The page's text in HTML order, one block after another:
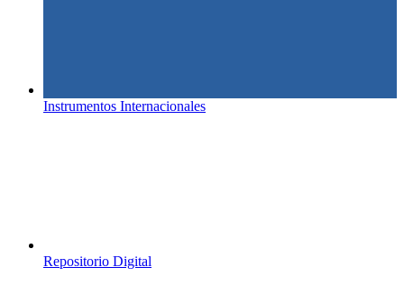
Instrumentos Internacionales
Repositorio Digital